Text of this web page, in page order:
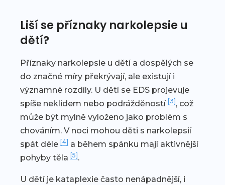
Liší se příznaky narkolepsie u
dětí?
Příznaky narkolepsie u dětí a dospělých se
do značné míry překrývají, ale existují i
významné rozdíly. U dětí se EDS projevuje
spíše neklidem nebo podrážděností [3] , což
může být mylně vyloženo jako problém s
chováním. V noci mohou děti s narkolepsií
spát déle [4] a během spánku mají aktivnější
pohyby těla [5] .
U dětí je kataplexie často nenápadnější, i